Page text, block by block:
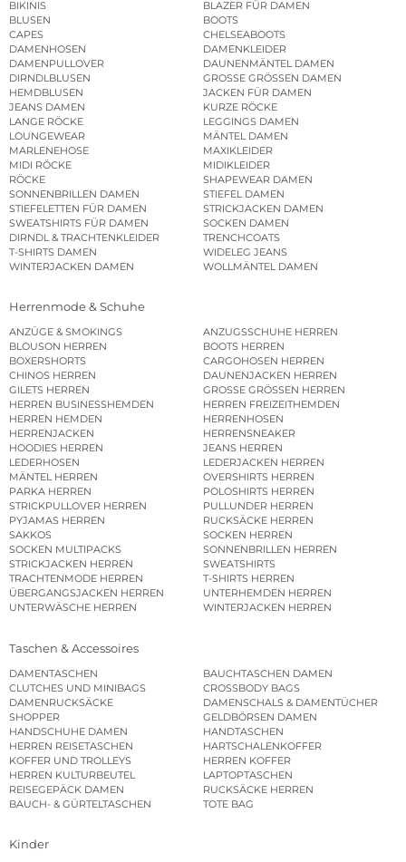
BIKINIS
BLAZER FÜR DAMEN
BLUSEN
BOOTS
CAPES
CHELSEABOOTS
DAMENHOSEN
DAMENKLEIDER
DAMENPULLOVER
DAUNENMÄNTEL DAMEN
DIRNDLBLUSEN
GROSSE GRÖSSEN DAMEN
HEMDBLUSEN
JACKEN FÜR DAMEN
JEANS DAMEN
KURZE RÖCKE
LANGE RÖCKE
LEGGINGS DAMEN
LOUNGEWEAR
MÄNTEL DAMEN
MARLENEHOSE
MAXIKLEIDER
MIDI RÖCKE
MIDIKLEIDER
RÖCKE
SHAPEWEAR DAMEN
SONNENBRILLEN DAMEN
STIEFEL DAMEN
STIEFELETTEN FÜR DAMEN
STRICKJACKEN DAMEN
SWEATSHIRTS FÜR DAMEN
SOCKEN DAMEN
DIRNDL & TRACHTENKLEIDER
TRENCHCOATS
T-SHIRTS DAMEN
WIDELEG JEANS
WINTERJACKEN DAMEN
WOLLMÄNTEL DAMEN
Herrenmode & Schuhe
ANZÜGE & SMOKINGS
ANZUGSSCHUHE HERREN
BLOUSON HERREN
BOOTS HERREN
BOXERSHORTS
CARGOHOSEN HERREN
CHINOS HERREN
DAUNENJACKEN HERREN
GILETS HERREN
GROSSE GRÖSSEN HERREN
HERREN BUSINESSHEMDEN
HERREN FREIZEITHEMDEN
HERREN HEMDEN
HERRENHOSEN
HERRENJACKEN
HERRENSNEAKER
HOODIES HERREN
JEANS HERREN
LEDERHOSEN
LEDERJACKEN HERREN
MÄNTEL HERREN
OVERSHIRTS HERREN
PARKA HERREN
POLOSHIRTS HERREN
STRICKPULLOVER HERREN
PULLUNDER HERREN
PYJAMAS HERREN
RUCKSÄCKE HERREN
SAKKOS
SOCKEN HERREN
SOCKEN MULTIPACKS
SONNENBRILLEN HERREN
STRICKJACKEN HERREN
SWEATSHIRTS
TRACHTENMODE HERREN
T-SHIRTS HERREN
ÜBERGANGSJACKEN HERREN
UNTERHEMDEN HERREN
UNTERWÄSCHE HERREN
WINTERJACKEN HERREN
Taschen & Accessoires
DAMENTASCHEN
BAUCHTASCHEN DAMEN
CLUTCHES UND MINIBAGS
CROSSBODY BAGS
DAMENRUCKSÄCKE
DAMENSCHALS & DAMENTÜCHER
SHOPPER
GELDBÖRSEN DAMEN
HANDSCHUHE DAMEN
HANDTASCHEN
HERREN REISETASCHEN
HARTSCHALENKOFFER
KOFFER UND TROLLEYS
HERREN KOFFER
HERREN KULTURBEUTEL
LAPTOPTASCHEN
REISEGEPÄCK DAMEN
RUCKSÄCKE HERREN
BAUCH- & GÜRTELTASCHEN
TOTE BAG
Kinder